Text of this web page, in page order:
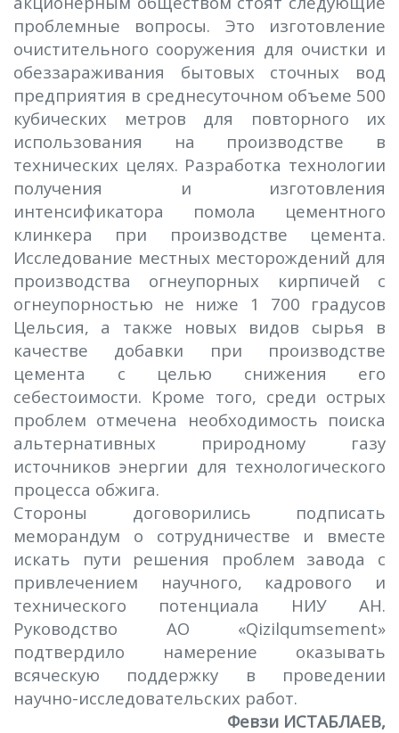
проблемные вопросы. Это изготовление
очистительного сооружения для очистки и
обеззараживания бытовых сточных вод
предприятия в среднесуточном объеме 500
кубических метров для повторного их
использования на производстве в
технических целях. Разработка технологии
получения и изготовления
интенсификатора помола цементного
клинкера при производстве цемента.
Исследование местных месторождений для
производства огнеупорных кирпичей с
огнеупорностью не ниже 1 700 градусов
Цельсия, а также новых видов сырья в
качестве добавки при производстве
цемента с целью снижения его
себестоимости. Кроме того, среди острых
проблем отмечена необходимость поиска
альтернативных природному газу
источников энергии для технологического
процесса обжига.
Стороны договорились подписать
меморандум о сотрудничестве и вместе
искать пути решения проблем завода с
привлечением научного, кадрового и
технического потенциала НИУ АН.
Руководство АО «Qizilqumsement»
подтвердило намерение оказывать
всяческую поддержку в проведении
научно-исследовательских работ.
Февзи ИСТАБЛАЕВ,